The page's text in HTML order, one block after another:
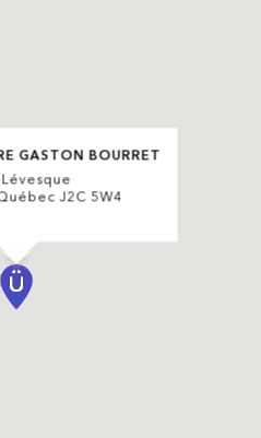
GASTON BOURRET
J2C 5W4